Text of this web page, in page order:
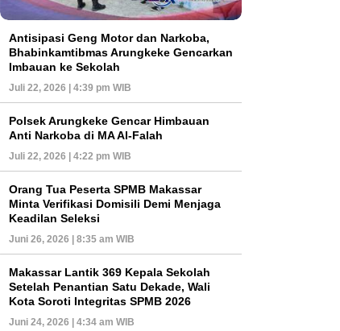
Antisipasi Geng Motor dan Narkoba,
Bhabinkamtibmas Arungkeke Gencarkan
Imbauan ke Sekolah
Juli 22, 2026 | 4:39 pm WIB
Polsek Arungkeke Gencar Himbauan
Anti Narkoba di MA Al-Falah
Juli 22, 2026 | 4:22 pm WIB
Orang Tua Peserta SPMB Makassar
Minta Verifikasi Domisili Demi Menjaga
Keadilan Seleksi
Juni 26, 2026 | 8:35 am WIB
Makassar Lantik 369 Kepala Sekolah
Setelah Penantian Satu Dekade, Wali
Kota Soroti Integritas SPMB 2026
Juni 24, 2026 | 4:34 am WIB